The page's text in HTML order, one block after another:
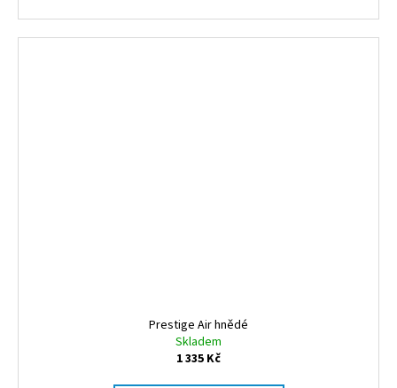
Prestige Air hnědé
Skladem
1 335 Kč